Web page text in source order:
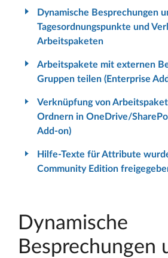
Dynamische Besprechungen
Tagesordnungspunkte und
Arbeitspaketen
Arbeitspakete mit externen
Gruppen teilen (Enterprise
Verknüpfung von
Ordnern in OneDrive/
Add-on)
Hilfe-Texte für Attribute
Community Edition
Dynamische
Besprechungen